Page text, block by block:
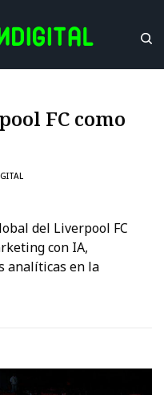
FC como
del Liverpool FC
con IA,
analíticas en la